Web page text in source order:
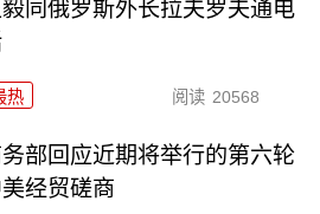
毅同俄罗斯外长拉夫罗夫通电
热 阅读 20568
部回应近期将举行的第六轮
经贸磋商